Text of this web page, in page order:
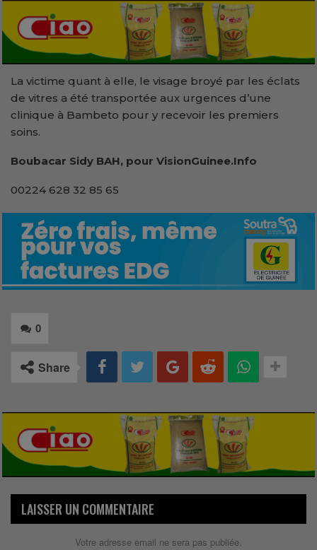
La victime quant à elle, le visage broyé par les éclats
de vitres a été transportée aux urgences d’une
clinique à Bambeto pour y recevoir les premiers
soins.
Boubacar Sidy BAH, pour VisionGuinee.Info
00224 628 32 85 65
0
Share
LAISSER UN COMMENTAIRE
Votre adresse email ne sera pas publiée.